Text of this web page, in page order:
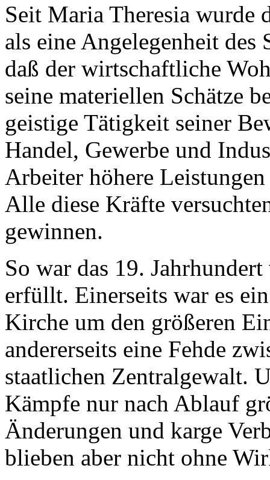
Seit Maria Theresia wurde
als eine Angelegenheit des
daß der wirtschaftliche
seine materiellen Schätze
geistige Tätigkeit seiner
Handel, Gewerbe und
Arbeiter höhere
Alle diese Kräfte
gewinnen.
So war das 19.
erfüllt. Einerseits war es
Kirche um den größeren
andererseits eine Fehde
staatlichen Zentralgewalt.
Kämpfe nur nach Ablauf
Änderungen und karge
blieben aber nicht ohne